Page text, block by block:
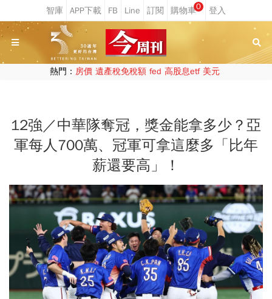
0
熱門： 房價 遺產稅免稅額 fed 高股息etf 美元
12強／中華隊奪冠，獎金能拿多少？亞
軍每人700萬、冠軍可拿這麼多「比年
薪還要高」！